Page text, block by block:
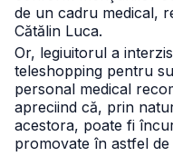
de un cadru medical,
Cătălin Luca.
Or, legiuitorul a
teleshopping pentru
personal medical
apreciind că, prin
acestora, poate fi
promovate în astfel de